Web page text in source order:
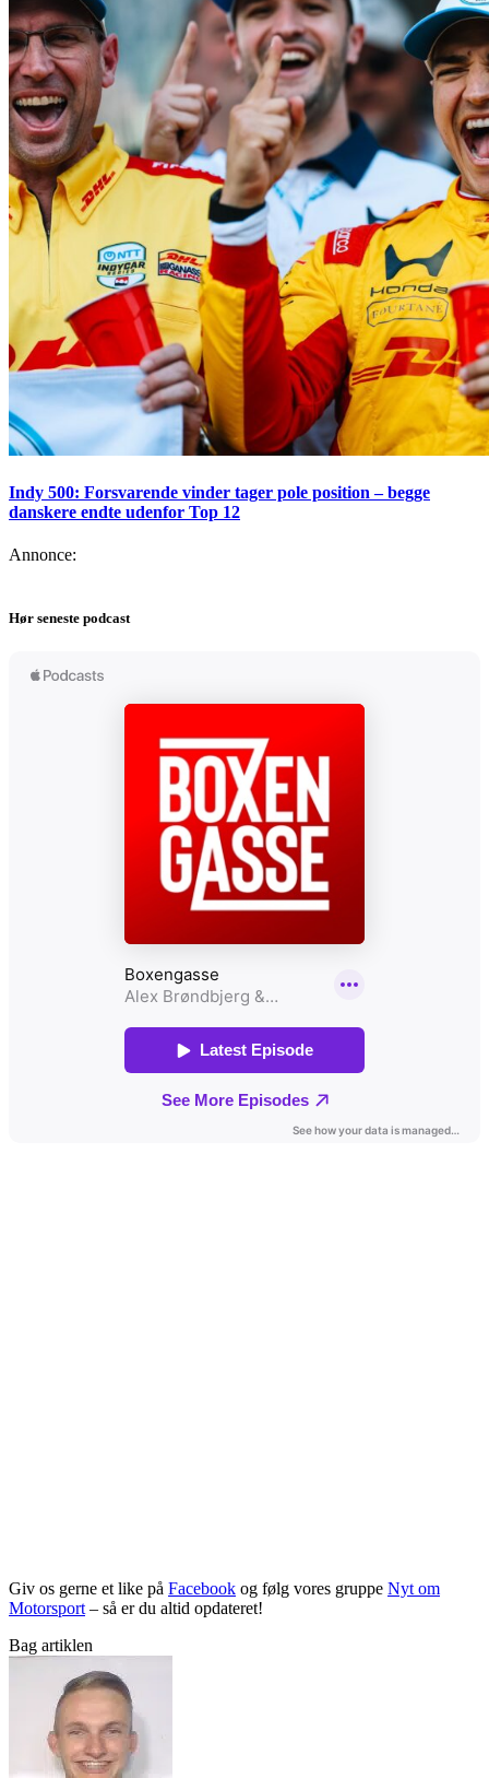
Indy 500: Forsvarende vinder tager pole position – begge
danskere endte udenfor Top 12
Annonce:
Hør seneste podcast
Giv os gerne et like på Facebook og følg vores gruppe Nyt om
Motorsport – så er du altid opdateret!
Bag artiklen